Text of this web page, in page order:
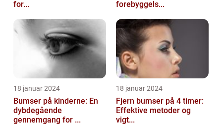
for...
forebyggels...
18 januar 2024
Bumser på kinderne: En
dybdegående
gennemgang for ...
18 januar 2024
Fjern bumser på 4 timer:
Effektive metoder og
vigt...